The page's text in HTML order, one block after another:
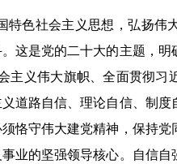
色社会主义思想，弘扬伟
这是党的二十大的主题，
义伟大旗帜、全面贯彻习
路自信、理论自信、制度
恪守伟大建党精神，保持
业的坚强领导核心。自信